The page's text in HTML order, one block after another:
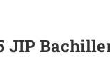
JIP